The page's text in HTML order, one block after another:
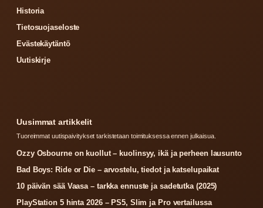
Historia
Tietosuojaseloste
Evästekäytäntö
Uutiskirje
Uusimmat artikkelit
Tuoreimmat uutispaivitykset tarkistetaan toimituksessa ennen julkaisua.
Ozzy Osbourne on kuollut – kuolinsyy, ikä ja perheen lausunto
Bad Boys: Ride or Die – arvostelu, tiedot ja katselupaikat
10 päivän sää Vaasa – tarkka ennuste ja sadetutka (2025)
PlayStation 5 hinta 2026 – PS5, Slim ja Pro vertailussa